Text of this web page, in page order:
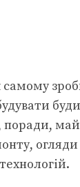
самому
поради,